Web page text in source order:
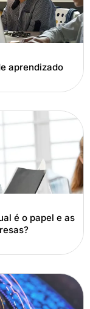
aprendizado
é o papel e as